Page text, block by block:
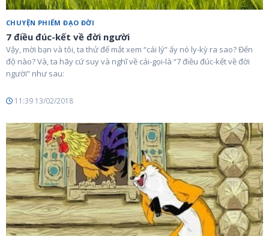
CHUYỆN PHIẾM ĐẠO ĐỜI
7 điều đúc-kết về đời người
Vậy, mời bạn và tôi, ta thử để mắt xem “cái lý” ấy nó ly-kỳ ra sao? Đến
độ nào? Và, ta hãy cứ suy và nghĩ về cái-gọi-là “7 điều đúc-kết về đời
người” như sau:
11:39 13/02/2018